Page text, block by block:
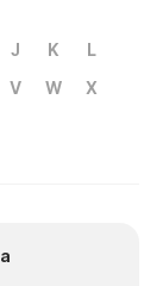
J K
L
V W
X